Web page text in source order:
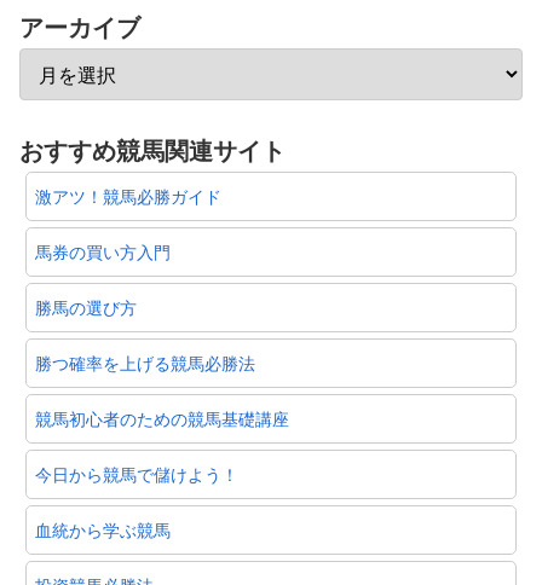
アーカイブ
おすすめ競馬関連サイト
激アツ！競馬必勝ガイド
馬券の買い方入門
勝馬の選び方
勝つ確率を上げる競馬必勝法
競馬初心者のための競馬基礎講座
今日から競馬で儲けよう！
血統から学ぶ競馬